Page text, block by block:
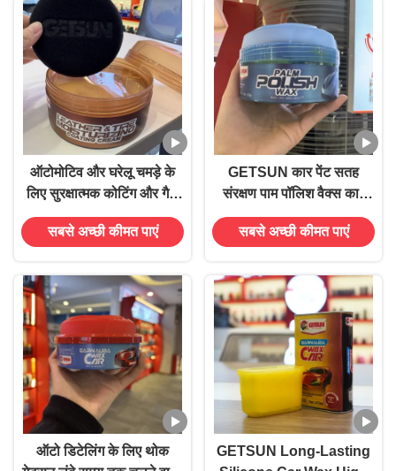
ऑटोमोटिव और घरेलू चमड़े के
लिए सुरक्षात्मक कोटिंग और गैर-
चिपचिपा फॉर्मूला के साथ डीप
मॉइस्चराइजिंग लेदर कंडीशनर
सबसे अच्छी कीमत पाएं
GETSUN कार पेंट सतह
संरक्षण पाम पॉलिश वैक्स कार
चमक
सबसे अच्छी कीमत पाएं
ऑटो डिटेलिंग के लिए थोक
GETSUN Long-Lasting